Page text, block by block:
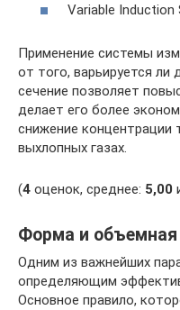
Variable Induction
Применение системы
от того, варьируется ли
сечение позволяет
делает его более
снижение концентрации
выхлопных газах.
(4 оценок, среднее: 5,00
Форма и
Одним из важнейших
определяющим
Основное правило,